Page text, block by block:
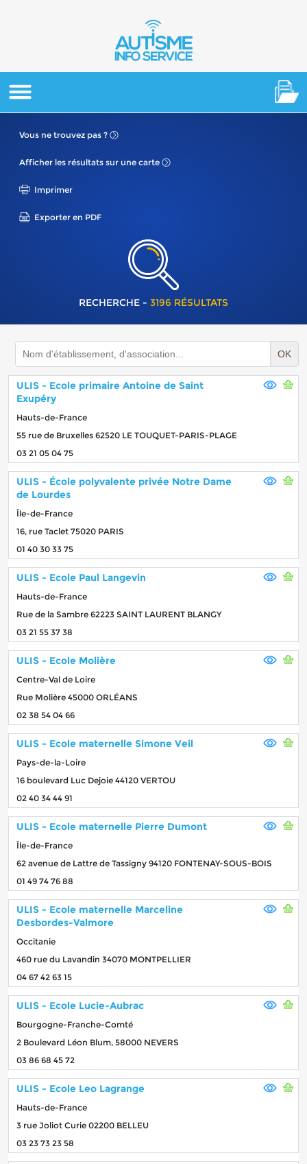
Vous ne trouvez pas ?
Afficher les résultats sur une carte
Imprimer
Exporter en PDF
RECHERCHE - 3196 RÉSULTATS
OK
ULIS - Ecole primaire Antoine de Saint
Exupéry
Hauts-de-France
55 rue de Bruxelles 62520 LE TOUQUET-PARIS-PLAGE
03 21 05 04 75
ULIS - École polyvalente privée Notre Dame
de Lourdes
Île-de-France
16, rue Taclet 75020 PARIS
01 40 30 33 75
ULIS - Ecole Paul Langevin
Hauts-de-France
Rue de la Sambre 62223 SAINT LAURENT BLANGY
03 21 55 37 38
ULIS - Ecole Molière
Centre-Val de Loire
Rue Molière 45000 ORLÉANS
02 38 54 04 66
ULIS - Ecole maternelle Simone Veil
Pays-de-la-Loire
16 boulevard Luc Dejoie 44120 VERTOU
02 40 34 44 91
ULIS - Ecole maternelle Pierre Dumont
Île-de-France
62 avenue de Lattre de Tassigny 94120 FONTENAY-SOUS-BOIS
01 49 74 76 88
ULIS - Ecole maternelle Marceline
Desbordes-Valmore
Occitanie
460 rue du Lavandin 34070 MONTPELLIER
04 67 42 63 15
ULIS - Ecole Lucie-Aubrac
Bourgogne-Franche-Comté
2 Boulevard Léon Blum, 58000 NEVERS
03 86 68 45 72
ULIS - Ecole Leo Lagrange
Hauts-de-France
3 rue Joliot Curie 02200 BELLEU
03 23 73 23 58